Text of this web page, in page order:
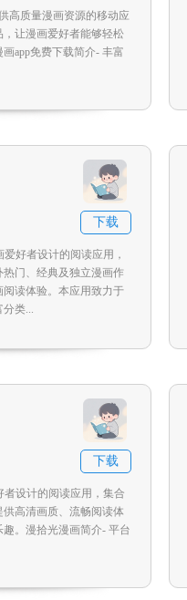
高质量漫画资源的移动应
让漫画爱好者能够轻松
app免费下载简介- 丰富
下载
好者设计的阅读应用，
门、经典及独立漫画作
读体验。本应用致力于
类...
下载
设计的阅读应用，集合
高清画质、流畅阅读体
。漫拾光漫画简介- 平台